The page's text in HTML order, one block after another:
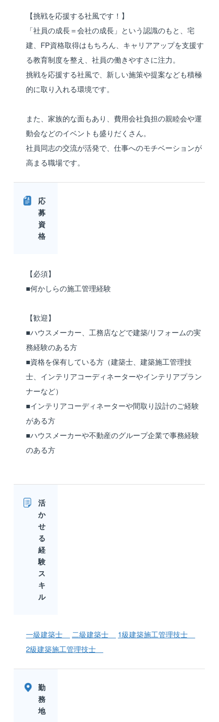
【挑戦を応援する社風です！】
「社員の成長＝会社の成長」という認識のもと、宅
建、FP資格取得はもちろん、キャリアアップを支援す
る教育制度を整え、社員の働きやすさに注力。
挑戦を応援する社風で、新しい施策や提案なども積極
的に取り入れる環境です。
また、家族的な面もあり、費用会社負担の親睦会や運
動会などのイベントも盛りだくさん。
社員同志の交流が活発で、仕事へのモチベーションが
高まる職場です。
応
募
資
格
【必須】
■何かしらの施工管理経験
【歓迎】
■ハウスメーカー、工務店などで建築/リフォームの実
務経験のある方
■資格を保有している方（建築士、建築施工管理技
士、インテリアコーディネーターやインテリアプラン
ナーなど）
■インテリアコーディネーターや間取り設計のご経験
がある方
■ハウスメーカーや不動産のグループ企業で事務経験
のある方
活
か
せ
る
経
験
ス
キ
ル
一級建築士 二級建築士
1級建築施工管理技士
2級建築施工管理技士
勤
務
地